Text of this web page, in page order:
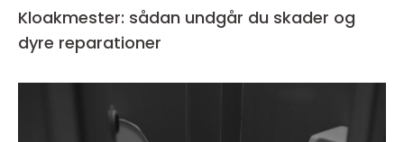
Kloakmester: sådan undgår du skader og
dyre reparationer